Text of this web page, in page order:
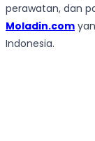
perawatan, dan
Moladin.com
Indonesia.